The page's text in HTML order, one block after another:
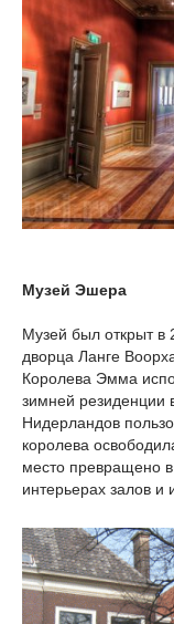
Музей Эшера
Музей был открыт в
дворца Ланге
Королева Эмма
зимней резиденции
Нидерландов
королева
место превращено
интерьерах залов и